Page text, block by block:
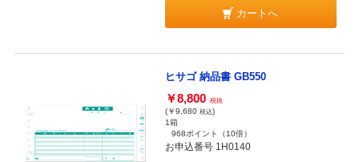
カートへ
ヒサゴ 納品書 GB550
￥8,800 税抜
(￥9,680 税込)
1箱
968ポイント
（10倍）
お申込番号 1H0140